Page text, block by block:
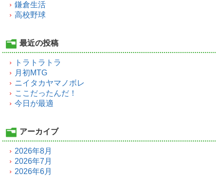
鎌倉生活
高校野球
最近の投稿
トラトラトラ
月初MTG
ニイタカヤマノボレ
ここだったんだ！
今日が最適
アーカイブ
2026年8月
2026年7月
2026年6月